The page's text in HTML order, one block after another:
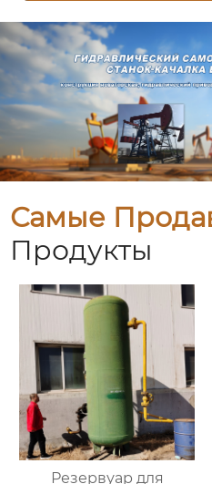
Самые
Продукты
Резервуар для